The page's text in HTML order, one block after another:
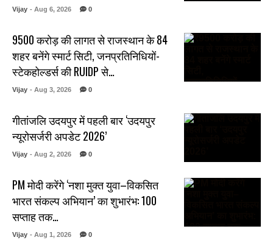
Vijay - Aug 6, 2026 0
₹9500 करोड़ की लागत से राजस्थान के 84
शहर बनेंगे स्मार्ट सिटी, जनप्रतिनिधियों-
स्टेकहोल्डर्स की RUIDP से…
Vijay - Aug 3, 2026 0
गीतांजलि उदयपुर में पहली बार ‘उदयपुर
न्यूरोसर्जरी अपडेट 2026’
Vijay - Aug 2, 2026 0
PM मोदी करेंगे ‘नशा मुक्त युवा–विकसित
भारत संकल्प अभियान’ का शुभारंभ: 100
सप्ताह तक…
Vijay - Aug 1, 2026 0